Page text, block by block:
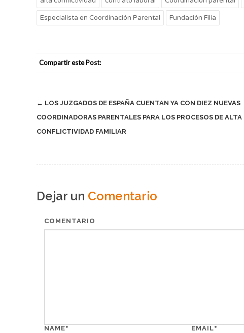
Especialista en Coordinación Parental Fundación Filia
Compartir este Post:
Post
navigation
← LOS JUZGADOS DE ESPAÑA CUENTAN YA CON DIEZ NUEVAS
COORDINADORAS PARENTALES PARA LOS PROCESOS DE ALTA
CONFLICTIVIDAD FAMILIAR
Dejar un Comentario
COMENTARIO
NAME* EMAIL*